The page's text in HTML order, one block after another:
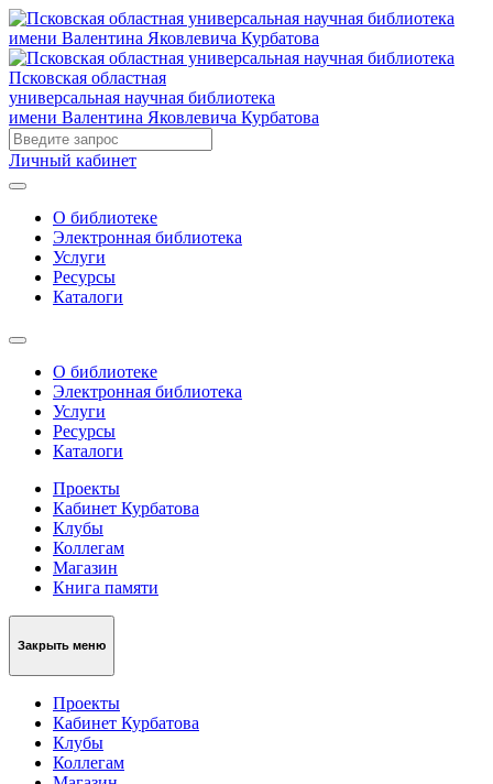
Псковская областная
универсальная научная библиотека
имени Валентина Яковлевича Курбатова
Личный кабинет
О библиотеке
Электронная библиотека
Услуги
Ресурсы
Каталоги
О библиотеке
Электронная библиотека
Услуги
Ресурсы
Каталоги
Проекты
Кабинет Курбатова
Клубы
Коллегам
Магазин
Книга памяти
Закрыть меню
Проекты
Кабинет Курбатова
Клубы
Коллегам